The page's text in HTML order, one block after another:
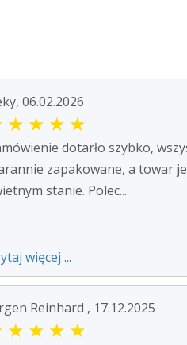
06.02.2026
★ ★ ★ ★
dotarło szybko,
zapakowane, a towar
stanie. Polec...
więcej ...
Reinhard , 17.12.2025
★ ★ ★ ★